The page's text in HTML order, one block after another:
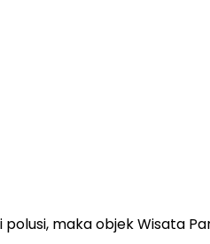
maka objek Wisata